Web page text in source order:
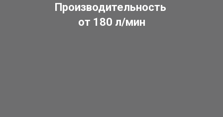
Производительность
от 180 л/мин